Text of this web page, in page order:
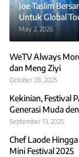
Joe Taslim
Untuk Global
May 2, 2026
WeTV Always
dan Meng Ziyi
October 28, 2025
Kekinian, Festival
Generasi Muda
September 13, 2025
Chef Laode
Mini Festival 2025